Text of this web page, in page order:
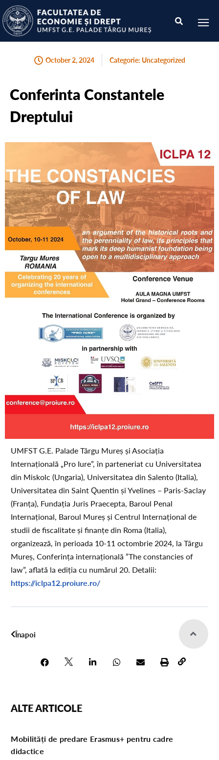
October 2, 2024 Categorie: Uncategorized
Conferinta Constantele
Dreptului
UMFST G.E. Palade Târgu Mureș și Asociația
Internațională „Pro Iure”, în parteneriat cu Universitatea
din Miskolc (Ungaria), Universitatea din Salento (Italia),
Universitatea din Saint Quentin și Yvelines – Paris-Saclay
(Franța), Fundația Juris Praecepta, Baroul Penal
Internațional, Baroul Mureș și Centrul Internațional de
studii de fiscalitate și finanțe din Roma (Italia),
organizează, în perioada 10-11 octombrie 2024, la Târgu
Mureș, Conferința internațională ”The constancies of
law”, aflată la ediția cu numărul 20. Detalii:
https://iclpa12.proiure.ro/
Înapoi
ALTE ARTICOLE
Mobilități de predare Erasmus+ pentru cadre
didactice